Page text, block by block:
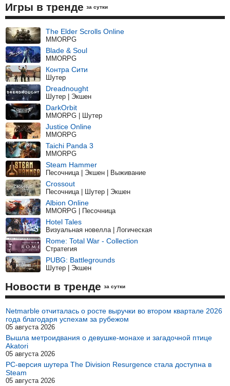
Игры в тренде за сутки
The Elder Scrolls Online
MMORPG
Blade & Soul
MMORPG
Контра Сити
Шутер
Dreadnought
Шутер | Экшен
DarkOrbit
MMORPG | Шутер
Justice Online
MMORPG
Taichi Panda 3
MMORPG
Steam Hammer
Песочница | Экшен | Выживание
Crossout
Песочница | Шутер | Экшен
Albion Online
MMORPG | Песочница
Hotel Tales
Визуальная новелла | Логическая
Rome: Total War - Collection
Стратегия
PUBG: Battlegrounds
Шутер | Экшен
Новости в тренде за сутки
Netmarble отчиталась о росте выручки во втором квартале 2026
года благодаря успехам за рубежом
05 августа 2026
Вышла метроидвания о девушке-монахе и загадочной птице
Akatori
05 августа 2026
PC-версия шутера The Division Resurgence стала доступна в
Steam
05 августа 2026